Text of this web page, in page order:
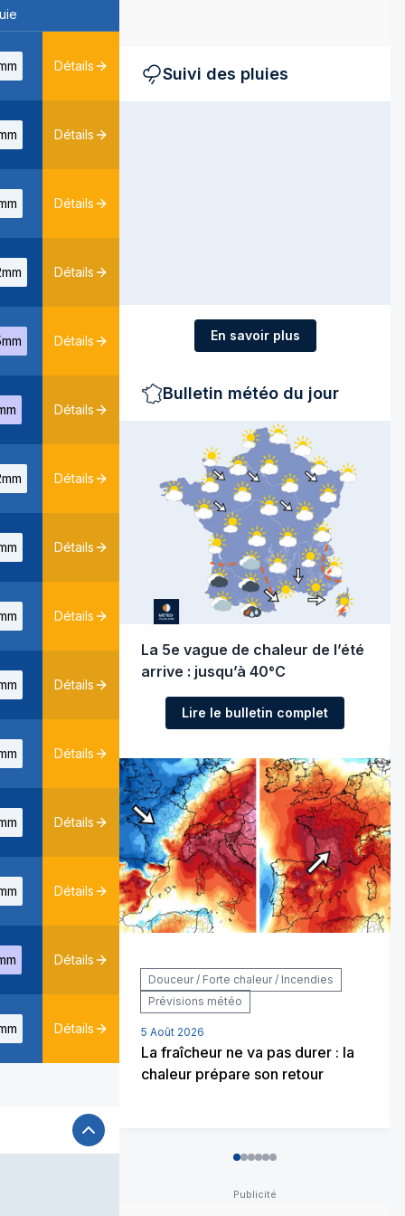
Détails
Détails
Détails
Détails
Détails
Détails
Détails
Détails
Détails
Détails
Détails
Détails
Détails
Détails
Détails
Suivi des pluies
En savoir plus
Bulletin météo du jour
La 5e vague de chaleur de l’été
arrive : jusqu’à 40°C
Lire le bulletin complet
Douceur / Forte chaleur / Incendies
Prévisions météo
5 Août 2026
La fraîcheur ne va pas durer : la
chaleur prépare son retour